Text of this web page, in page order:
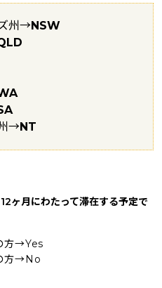
州→NSW
→NT
ヶ月にわたって滞在する予定で
方→Yes
方→No